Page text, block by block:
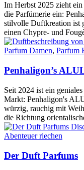
Im Herbst 2025 zieht
die Parfümerie ein:
stilvolle Duftkreation ist
einen Chypre- und
Parfum Damen, Parfum
Penhaligon’s
Seit 2024 ist ein
Markt: Penhaligon's
würzig, rauchig mit
die Richtung
Abenteuer riechen
Der Duft Parfums